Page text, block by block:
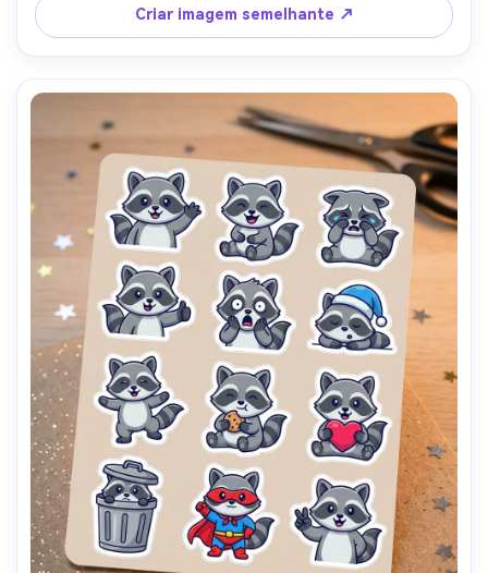
altamente detalhado mas sombreamento mínimo,
tendência design de personagem kawaii, lente de 85mm,
profundidade de campo rasa, iluminação cinematográfica
suave-AR 4:5
Criar imagem semelhante ↗